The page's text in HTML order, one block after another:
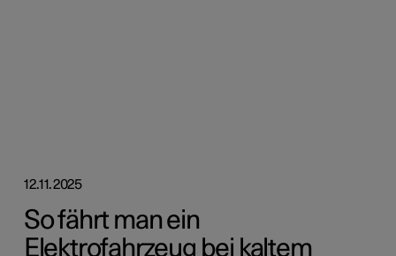
12.11.2025
So fährt man ein
Elektrofahrzeug bei kaltem